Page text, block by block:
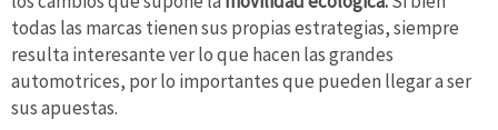
todas las marcas tienen sus propias estrategias, siempre
resulta interesante ver lo que hacen las grandes
automotrices, por lo importantes que pueden llegar a ser
sus apuestas.